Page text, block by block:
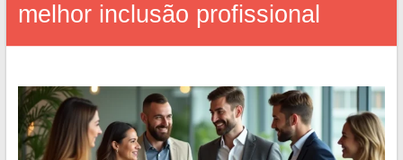
melhor inclusão profissional